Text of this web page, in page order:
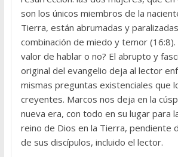
son los únicos miembros de la
Tierra, están abrumadas y
combinación de miedo y temor (16:8).
valor de hablar o no? El abrupto y
original del evangelio deja al lector
mismas preguntas existenciales que
creyentes. Marcos nos deja en la
nueva era, con todo en su lugar para
reino de Dios en la Tierra, pendiente
de sus discípulos, incluido el lector.